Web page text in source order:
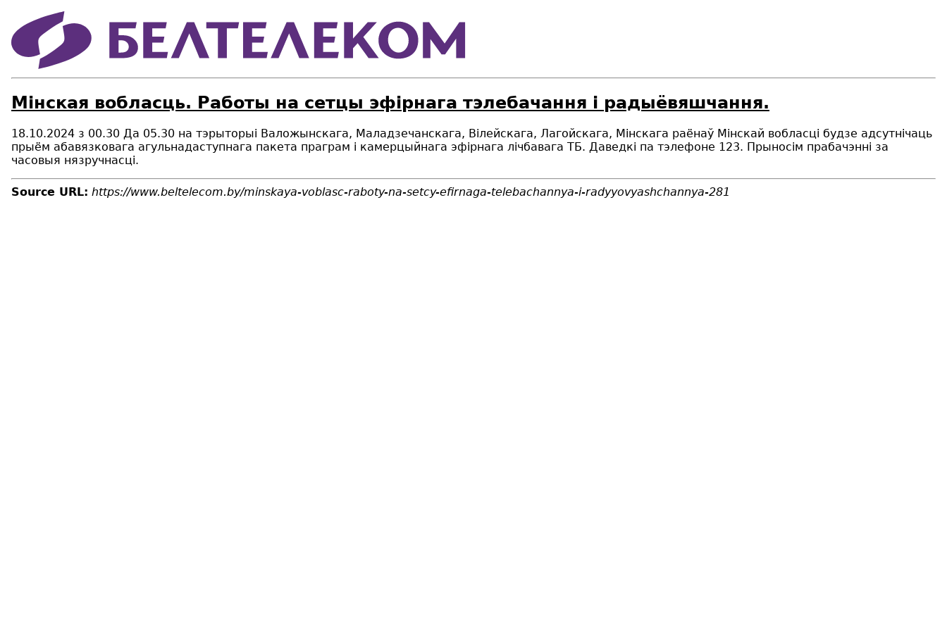
Мінская вобласць. Работы на сетцы эфірнага тэлебачання і радыёвяшчання.
18.10.2024 з 00.30 Да 05.30 на тэрыторыі Валожынскага, Маладзечанскага, Вілейскага, Лагойскага, Мінскага раёнаў Мінскай вобласці будзе адсутнічаць
прыём абавязковага агульнадаступнага пакета праграм і камерцыйнага эфірнага лічбавага ТБ. Даведкі па тэлефоне 123. Прыносім прабачэнні за
часовыя нязручнасці.
Source URL: https://www.beltelecom.by/minskaya-voblasc-raboty-na-setcy-efirnaga-telebachannya-i-radyyovyashchannya-281